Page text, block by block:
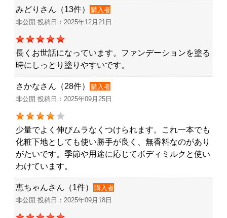
みどりさん（13件）
購入者
非公開 投稿日：2025年12月21日
長くお世話になっています。ファンデーションを塗る
時にしっとり塗りやすいです。
さかなさん（28件）
購入者
非公開 投稿日：2025年09月25日
少量でよく伸びムラなくつけられます。これ一本でも
化粧下地としても使い勝手が良く、無香料なのがあり
がたいです。季節や用途に応じてボディミルクと使い
わけています。
恵ちゃんさん（1件）
購入者
非公開 投稿日：2025年09月18日